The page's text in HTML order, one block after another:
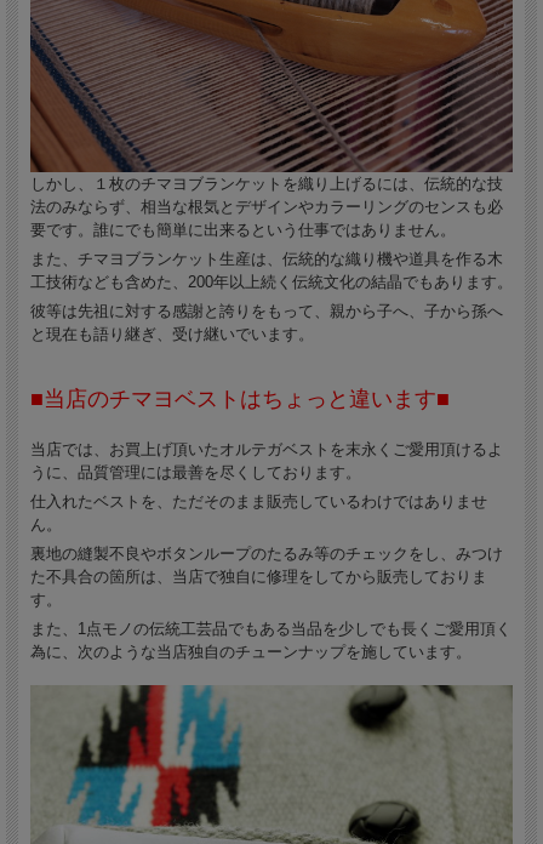
しかし、１枚のチマヨブランケットを織り上げるには、伝統的な技
法のみならず、相当な根気とデザインやカラーリングのセンスも必
要です。誰にでも簡単に出来るという仕事ではありません。
また、チマヨブランケット生産は、伝統的な織り機や道具を作る木
工技術なども含めた、200年以上続く伝統文化の結晶でもあります。
彼等は先祖に対する感謝と誇りをもって、親から子へ、子から孫へ
と現在も語り継ぎ、受け継いでいます。
■当店のチマヨベストはちょっと違います■
当店では、お買上げ頂いたオルテガベストを末永くご愛用頂けるよ
うに、品質管理には最善を尽くしております。
仕入れたベストを、ただそのまま販売しているわけではありませ
ん。
裏地の縫製不良やボタンループのたるみ等のチェックをし、みつけ
た不具合の箇所は、当店で独自に修理をしてから販売しておりま
す。
また、1点モノの伝統工芸品でもある当品を少しでも長くご愛用頂く
為に、次のような当店独自のチューンナップを施しています。